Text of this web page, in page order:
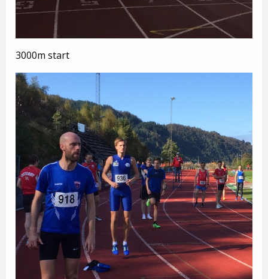
3000m start